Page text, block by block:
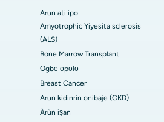
Arun ati ipo
Amyotrophic Yiyesita sclerosis
(ALS)
Bone Marrow Transplant
Ọgbẹ ọpọlọ
Breast Cancer
Arun kidinrin onibaje (CKD)
Àrùn iṣan